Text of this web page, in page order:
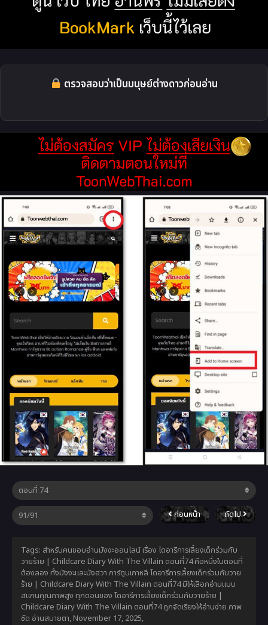
ตรวจสอบว่าเป็นมนุษย์ต่างดาวก่อนอ่าน
ก่อนหน้า ถัดไป
Tags: สำหรับคนชอบอ่านมังงะออนไลน์ เรื่อง ไดอารีการเลี้ยงเด็กร่วมกับ
วายร้าย | Childcare Diary With The Villain ตอนที่74 คือหนึ่งในตอนที่
ต้องลอง ทั้งมังงะและมังฮวา การ์ตูนเกาหลี ไดอารีการเลี้ยงเด็กร่วมกับวาย
ร้าย | Childcare Diary With The Villain ตอนที่74 มีให้เลือกอ่านแบบ
สแกนคุณภาพสูง ทุกตอนของ ไดอารีการเลี้ยงเด็กร่วมกับวายร้าย |
Childcare Diary With The Villain ตอนที่74 ถูกจัดเรียงให้อ่านง่าย ภาพ
ชัด อ่านสบายตา, November 17, 2025,